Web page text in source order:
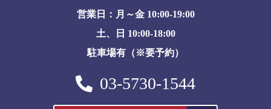
営業日：月～金 10:00-19:00
土、日 10:00-18:00
駐車場有（※要予約）
03-5730-1544